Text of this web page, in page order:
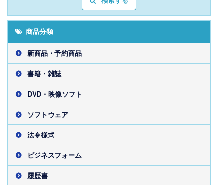
商品分類
新商品・予約商品
書籍・雑誌
DVD・映像ソフト
ソフトウェア
法令様式
ビジネスフォーム
履歴書